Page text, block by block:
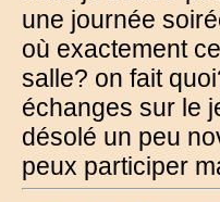
une journée
où exactement
salle? on fait
échanges sur le
désolé un peu
peux participer